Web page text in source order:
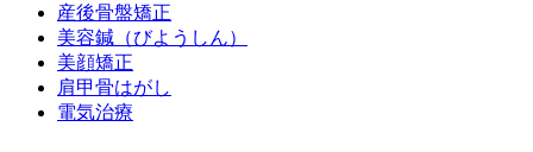
産後骨盤矯正
美容鍼（びようしん）
美顔矯正
肩甲骨はがし
電気治療